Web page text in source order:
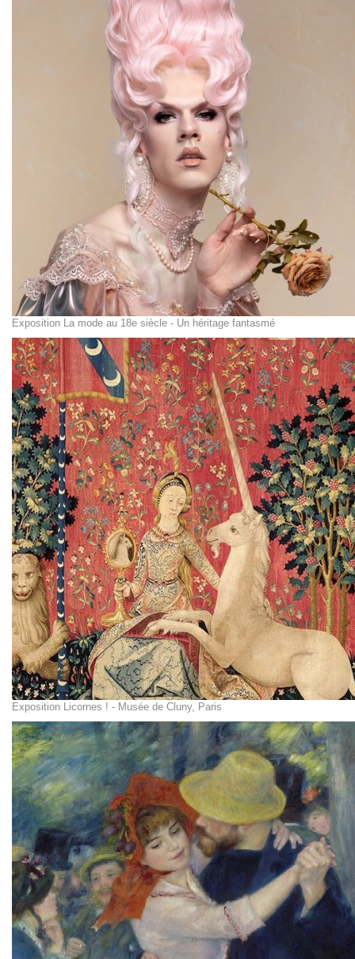
Exposition La mode au 18e siècle - Un héritage fantasmé
Exposition Licornes ! - Musée de Cluny, Paris